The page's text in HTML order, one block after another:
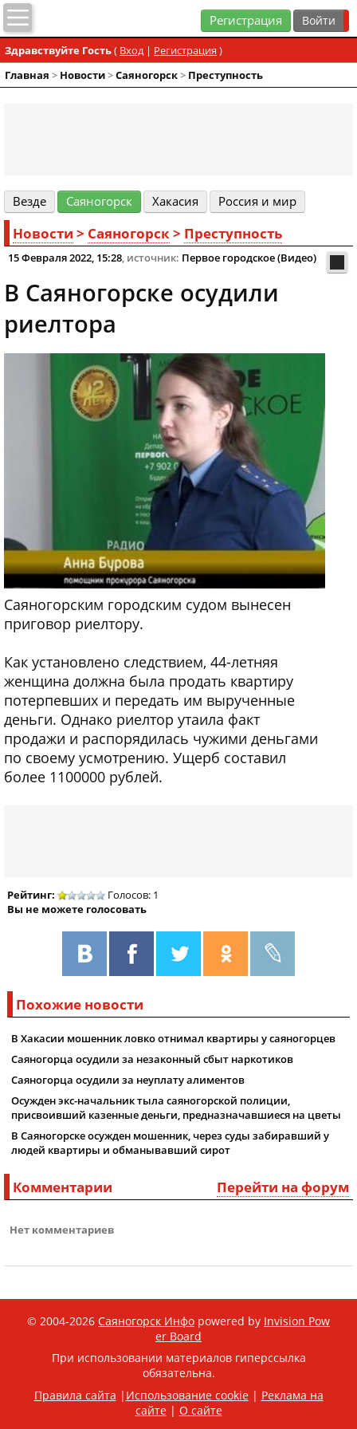
Регистрация
Здравствуйте Гость( Вход| Регистрация )
Главная > Новости>Cаяногорск> Преступность
Везде Cаяногорск Хакасия Россия и мир
Новости > Cаяногорск> Преступность
15 Февраля 2022, 15:28, источник: Первое городское (Видео)
В Саяногорске осудили
риелтора
Саяногорским городским судом вынесен
приговор риелтору.
Как установлено следствием, 44-летняя
женщина должна была продать квартиру
потерпевших и передать им вырученные
деньги. Однако риелтор утаила факт
продажи и распорядилась чужими деньгами
по своему усмотрению. Ущерб составил
более 1100000 рублей.
Рейтинг:
Голосов: 1
Вы не можете голосовать
Похожие новости
В Хакасии мошенник ловко отнимал квартиры у саяногорцев
Саяногорца осудили за незаконный сбыт наркотиков
Саяногорца осудили за неуплату алиментов
Осужден экс-начальник тыла саяногорской полиции,
присвоивший казенные деньги, предназначавшиеся на цветы
В Саяногорске осужден мошенник, через суды забиравший у
людей квартиры и обманывавший сирот
Перейти на форум
Комментарии
Нет комментариев
© 2004-2026 Саяногорск Инфо powered by Invision Pow
er Board
При использовании материалов гиперссылка
обязательна.
Правила сайта | Использование cookie| Реклама на
сайте| О сайте